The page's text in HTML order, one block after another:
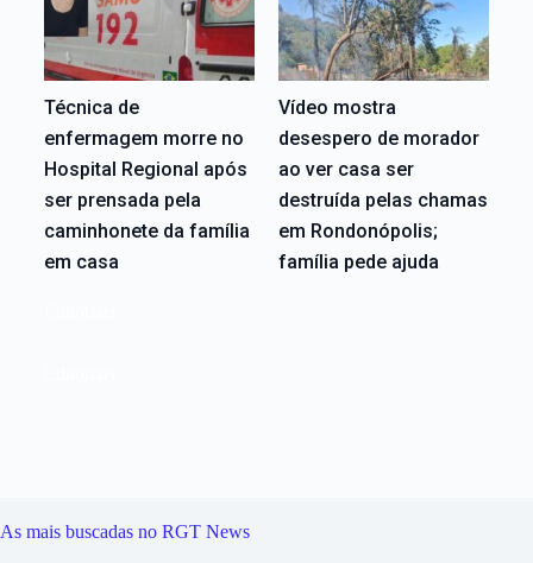
Técnica de
enfermagem morre no
Hospital Regional após
ser prensada pela
caminhonete da família
em casa
Vídeo mostra
desespero de morador
ao ver casa ser
destruída pelas chamas
em Rondonópolis;
família pede ajuda
As mais buscadas no RGT News